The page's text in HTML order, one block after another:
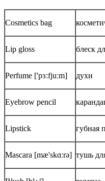
Cosmetics bag
Lip gloss блеск
Perfume ['pɜːfjuːm] духи
Eyebrow pencil
Lipstick губная
Mascara [mæ'skɑːrə] тушь